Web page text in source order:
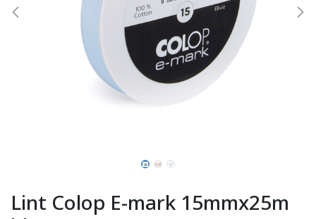
Lint Colop E-mark 15mmx25m